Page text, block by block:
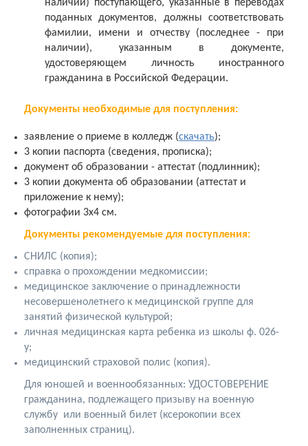
наличии) поступающего, указанные в переводах
поданных документов, должны соответствовать
фамилии, имени и отчеству (последнее - при
наличии), указанным в документе,
удостоверяющем личность иностранного
гражданина в Российской Федерации.
Документы необходимые для поступления:
заявление о приеме в колледж (скачать);
3 копии паспорта (сведения, прописка);
документ об образовании - аттестат (подлинник);
3 копии документа об образовании (аттестат и
приложение к нему);
фотографии 3x4 см.
Документы рекомендуемые для поступления:
СНИЛС (копия);
справка о прохождении медкомиссии;
медицинское заключение о принадлежности
несовершенолетнего к медицинской группе для
занятий физической культурой;
личная медицинская карта ребенка из школы ф. 026-
у;
медицинский страховой полис (копия).
Для юношей и военнообязанных: УДОСТОВЕРЕНИЕ
гражданина, подлежащего призыву на военную
службу или военный билет (ксерокопии всех
заполненных страниц).